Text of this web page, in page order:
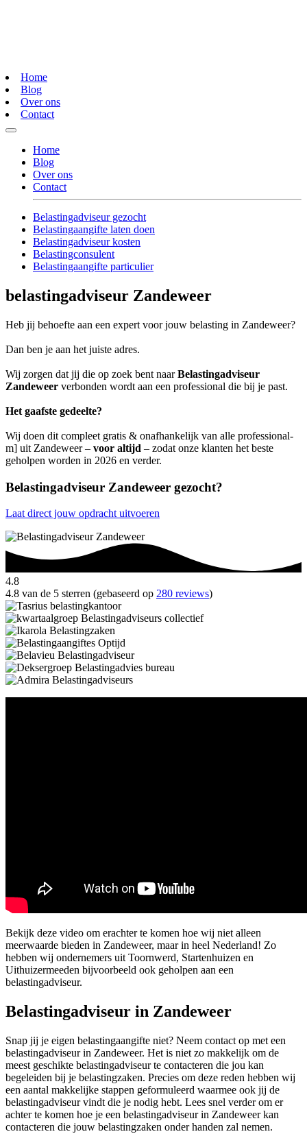
Home
Blog
Over ons
Contact
Home
Blog
Over ons
Contact
Belastingadviseur gezocht
Belastingaangifte laten doen
Belastingadviseur kosten
Belastingconsulent
Belastingaangifte particulier
belastingadviseur Zandeweer
Heb jij behoefte aan een expert voor jouw belasting in Zandeweer?
Dan ben je aan het juiste adres.
Wij zorgen dat jij die op zoek bent naarBelastingadviseur
Zandeweer verbonden wordt aan een professional die bij je past.
Het gaafste gedeelte?
Wij doen dit compleet gratis & onafhankelijk van alle professional-
m] uit Zandeweer – voor altijd – zodat onze klanten het beste
geholpen worden in 2026 en verder.
Belastingadviseur Zandeweer gezocht?
Laat direct jouw opdracht uitvoeren
4.8
4.8 van de 5 sterren (gebaseerd op 280 reviews)
Bekijk deze video om erachter te komen hoe wij niet alleen
meerwaarde bieden in Zandeweer, maar in heel Nederland! Zo
hebben wij ondernemers uit Toornwerd, Startenhuizen en
Uithuizermeeden bijvoorbeeld ook geholpen aan een
belastingadviseur.
Belastingadviseur in Zandeweer
Snap jij je eigen belastingaangifte niet? Neem contact op met een
belastingadviseur in Zandeweer. Het is niet zo makkelijk om de
meest geschikte belastingadviseur te contacteren die jou kan
begeleiden bij je belastingzaken. Precies om deze reden hebben wij
een aantal makkelijke stappen geformuleerd waarmee ook jij de
belastingadviseur vindt die je nodig hebt. Lees snel verder om er
achter te komen hoe je een belastingadviseur in Zandeweer kan
contacteren die jouw belastingzaken onder handen zal nemen.